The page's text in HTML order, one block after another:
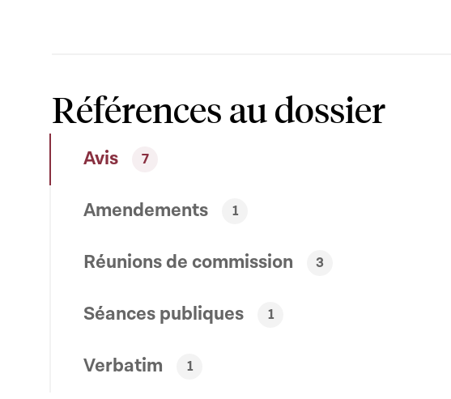
Références au dossier
Avis 7
Amendements 1
Réunions de commission 3
Séances publiques 1
Verbatim 1